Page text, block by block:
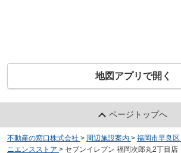
地図アプリで開く
ページトップへ
不動産の窓口株式会社 > 周辺施設案内 > 福岡市早良区
ニエンスストア > セブンイレブン 福岡次郎丸2丁目店